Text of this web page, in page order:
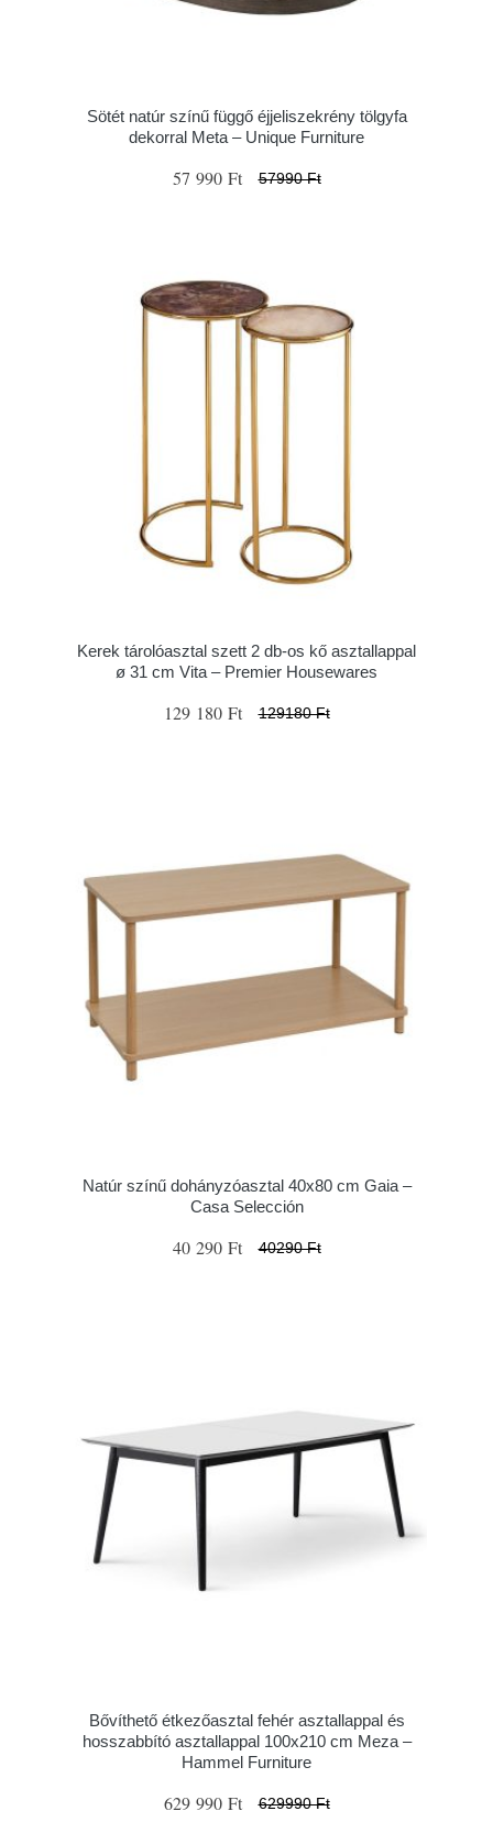
Sötét natúr színű függő éjjeliszekrény tölgyfa
dekorral Meta – Unique Furniture
57 990 Ft 57990 Ft
Kerek tárolóasztal szett 2 db-os kő asztallappal
ø 31 cm Vita – Premier Housewares
129 180 Ft 129180 Ft
Natúr színű dohányzóasztal 40x80 cm Gaia –
Casa Selección
40 290 Ft 40290 Ft
Bővíthető étkezőasztal fehér asztallappal és
hosszabbító asztallappal 100x210 cm Meza –
Hammel Furniture
629 990 Ft 629990 Ft